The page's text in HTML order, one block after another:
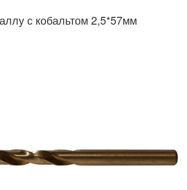
с кобальтом 2,5*57мм